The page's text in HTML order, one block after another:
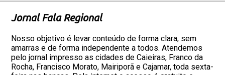
Jornal Fala Regional
Nosso objetivo é levar conteúdo de forma clara, sem
amarras e de forma independente a todos. Atendemos
pelo jornal impresso as cidades de Caieiras, Franco da
Rocha, Francisco Morato, Mairiporã e Cajamar, toda sexta-